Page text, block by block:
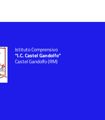
Istituto Comprensivo
“I.C. Castel Gandolfo”
Castel Gandolfo (RM)